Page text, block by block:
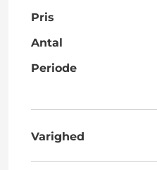
Pris
Antal
Periode
Varighed